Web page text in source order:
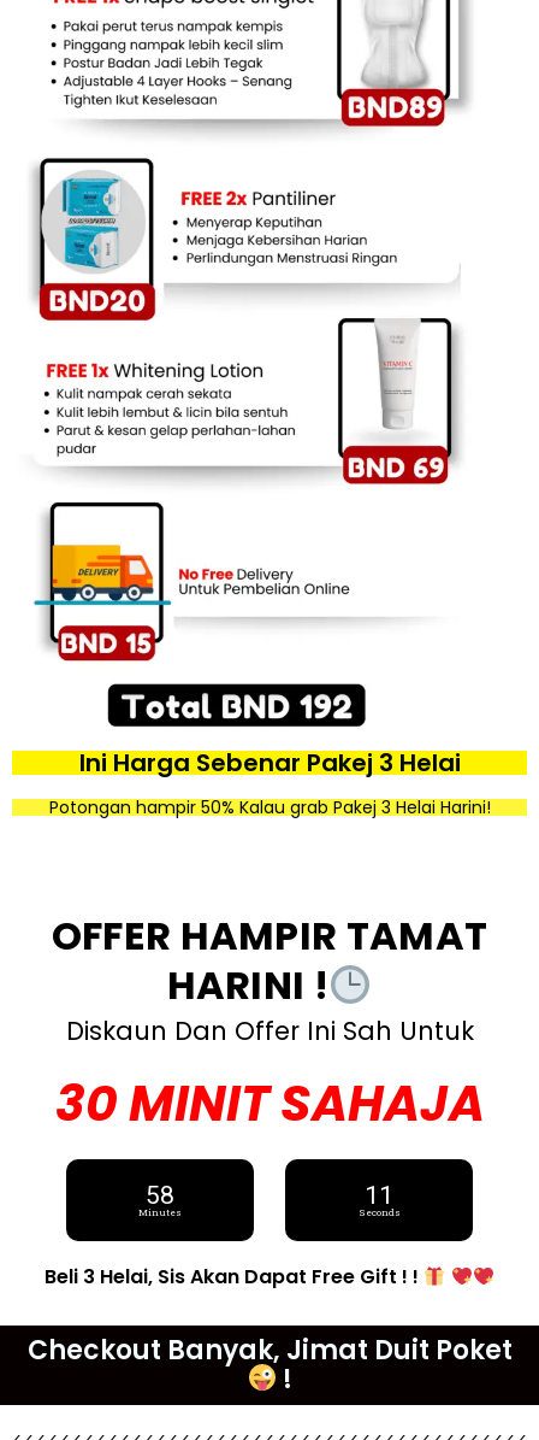
Ini Harga Sebenar Pakej 3 Helai
Potongan hampir 50% Kalau grab Pakej 3 Helai Harini!
OFFER HAMPIR TAMAT
HARINI !
Diskaun Dan Offer Ini Sah Untuk
30 MINIT SAHAJA
58
Minutes
10
Seconds
Beli 3 Helai, Sis Akan Dapat Free Gift ! !
Checkout Banyak, Jimat Duit Poket
!